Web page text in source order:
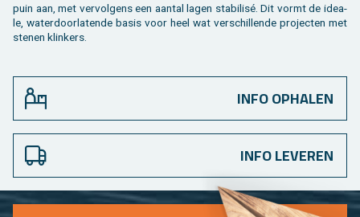
puin aan, met ver­vol­gens een aan­tal lagen sta­bi­lisé. Dit vormt de ide­a­
le, wa­ter­door­la­ten­de basis voor heel wat ver­schil­len­de pro­jec­ten met
ste­nen klin­kers.
INFO OPHALEN
INFO LEVEREN